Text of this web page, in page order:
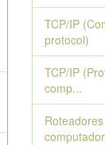
TCP/IP
protocol)
TCP/IP
comp...